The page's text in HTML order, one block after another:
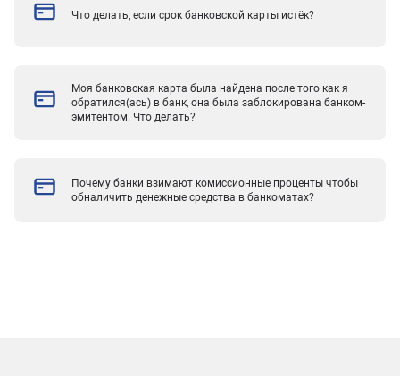
Что делать, если срок банковской карты истёк?
Моя банковская карта была найдена после того как я
обратился(ась) в банк, она была заблокирована банком-
эмитентом. Что делать?
Почему банки взимают комиссионные проценты чтобы
обналичить денежные средства в банкоматах?